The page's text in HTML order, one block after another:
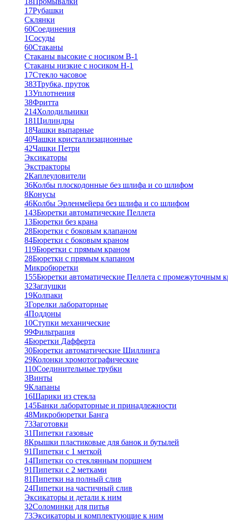
17Рубашки
Склянки
60Соединения
1Сосуды
60Стаканы
Стаканы высокие с носиком В-1
Стаканы низкие с носиком Н-1
17Стекло часовое
383Трубка, пруток
13Уплотнения
38Фритта
214Холодильники
181Цилиндры
18Чашки выпарные
40Чашки кристаллизационные
42Чашки Петри
Эксикаторы
Экстракторы
2Каплеуловители
36Колбы плоскодонные без шлифа и со шлифом
8Конусы
46Колбы Эрленмейера без шлифа и со шлифом
143Бюретки автоматические Пеллета
13Бюретки без крана
28Бюретки с боковым клапаном
84Бюретки с боковым краном
119Бюретки с прямым краном
28Бюретки с прямым клапаном
Микробюретки
155Бюретки автоматические Пеллета с промежуточным
32Заглушки
19Колпаки
3Горелки лабораторные
4Поддоны
10Ступки механические
99Фильтрация
4Бюретки Дафферта
30Бюретки автоматические Шиллинга
29Колонки хромотографические
110Соединительные трубки
3Винты
9Клапаны
16Шарики из стекла
145Банки лабораторные и принадлежности
48Микробюретки Банга
73Заготовки
31Пипетки газовые
8Крышки пластиковые для банок и бутылей
91Пипетки с 1 меткой
14Пипетки со стеклянным поршнем
91Пипетки с 2 метками
81Пипетки на полный слив
24Пипетки на частичный слив
Эксикаторы и детали к ним
32Соломинки для питья
73Эксикаторы и комплектующие к ним